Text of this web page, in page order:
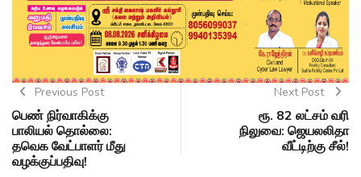
Previous Post
பெண் நிர்வாகிக்கு
பாலியல் தொல்லை:
தவெக வேட்பாளர் மீது
வழக்குப்பதிவு!
Next Post
ரூ. 82 லட்சம் வரி
நிலுவை: ஜெயலலிதா
வீட்டிற்கு சீல்!